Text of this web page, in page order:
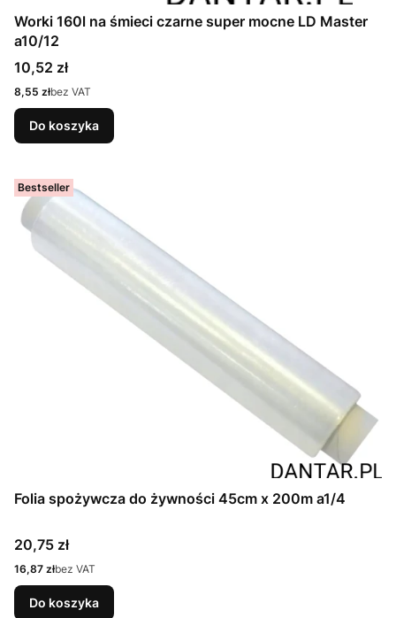
Worki 160l na śmieci czarne super mocne LD Master
a10/12
Cena
10,52 zł
Cena
8,55 złbez VAT
Do koszyka
Bestseller
Folia spożywcza do żywności 45cm x 200m a1/4
Cena
20,75 zł
Cena
16,87 złbez VAT
Do koszyka